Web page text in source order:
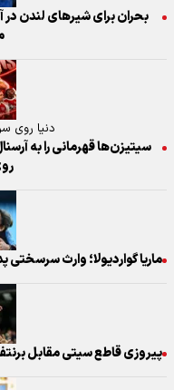
دنیا روی
ماریا گواردیولا؛ وارث سرسختی
پیروزی قاطع سیتی مقابل